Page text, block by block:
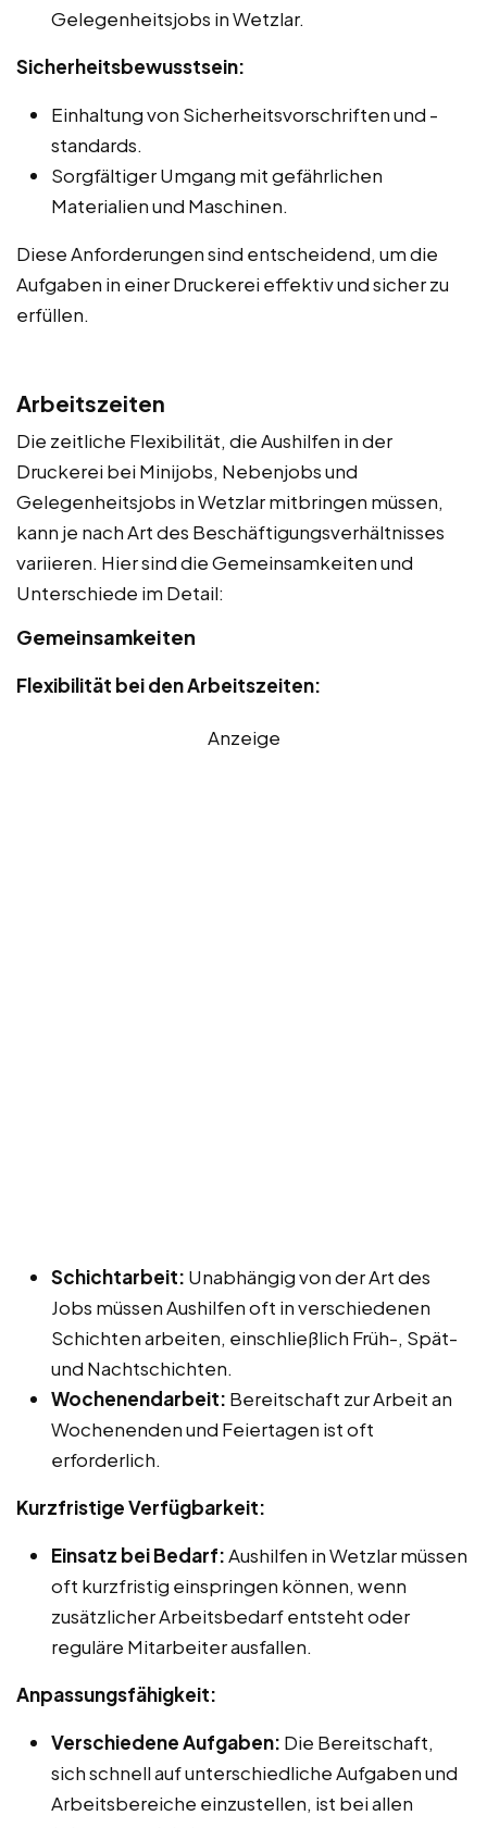
Gelegenheitsjobs in Wetzlar.
Sicherheitsbewusstsein:
Einhaltung von Sicherheitsvorschriften und -
standards.
Sorgfältiger Umgang mit gefährlichen
Materialien und Maschinen.
Diese Anforderungen sind entscheidend, um die
Aufgaben in einer Druckerei effektiv und sicher zu
erfüllen.
Arbeitszeiten
Die zeitliche Flexibilität, die Aushilfen in der
Druckerei bei Minijobs, Nebenjobs und
Gelegenheitsjobs in Wetzlar mitbringen müssen,
kann je nach Art des Beschäftigungsverhältnisses
variieren. Hier sind die Gemeinsamkeiten und
Unterschiede im Detail:
Gemeinsamkeiten
Flexibilität bei den Arbeitszeiten:
Anzeige
Schichtarbeit: Unabhängig von der Art des
Jobs müssen Aushilfen oft in verschiedenen
Schichten arbeiten, einschließlich Früh-, Spät-
und Nachtschichten.
Wochenendarbeit: Bereitschaft zur Arbeit an
Wochenenden und Feiertagen ist oft
erforderlich.
Kurzfristige Verfügbarkeit:
Einsatz bei Bedarf:Aushilfen in Wetzlar müssen
oft kurzfristig einspringen können, wenn
zusätzlicher Arbeitsbedarf entsteht oder
reguläre Mitarbeiter ausfallen.
Anpassungsfähigkeit:
Verschiedene Aufgaben: Die Bereitschaft,
sich schnell auf unterschiedliche Aufgaben und
Arbeitsbereiche einzustellen, ist bei allen